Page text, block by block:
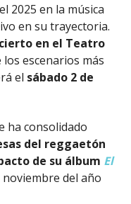
2025 en la música
en su trayectoria.
en el Teatro
escenarios más
el sábado 2 de
ha consolidado
del reggaetón
de su álbum El
noviembre del año